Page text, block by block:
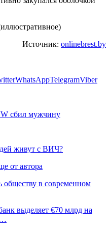
Источник: onlinebrest.by
WhatsAppTelegramViber
сбил мужчину
живут с ВИЧ?
от автора
в современном
выделяет €70 млрд на